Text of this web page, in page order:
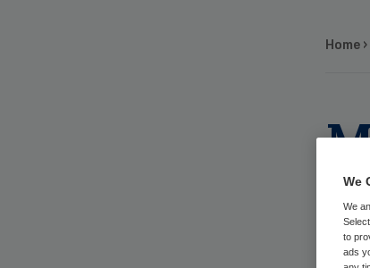
Home ›
We
We
to
ads